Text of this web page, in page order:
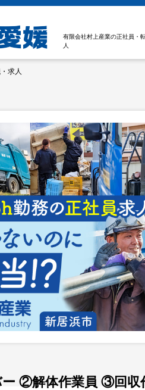
有限会社村上産業の正社員・
人
求人
②解体作業員 ③回収